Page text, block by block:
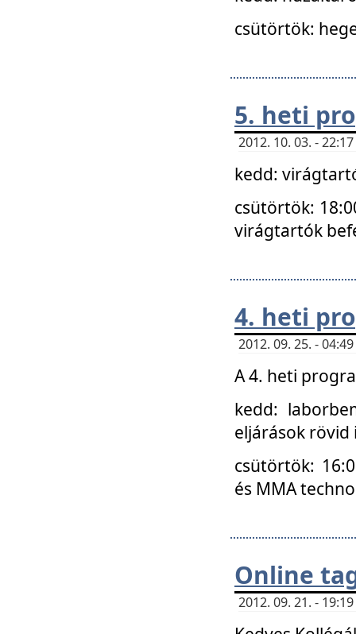
csütörtök:
5. heti
2012. 10. 03. -
kedd:
csütörtök:
virágtartók
4. heti
2012. 09. 25. -
A 4. heti
kedd:
eljárások
csütörtök:
és MMA
Online
2012. 09. 21. -